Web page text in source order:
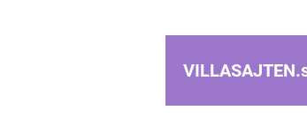
VILLASAJTEN.